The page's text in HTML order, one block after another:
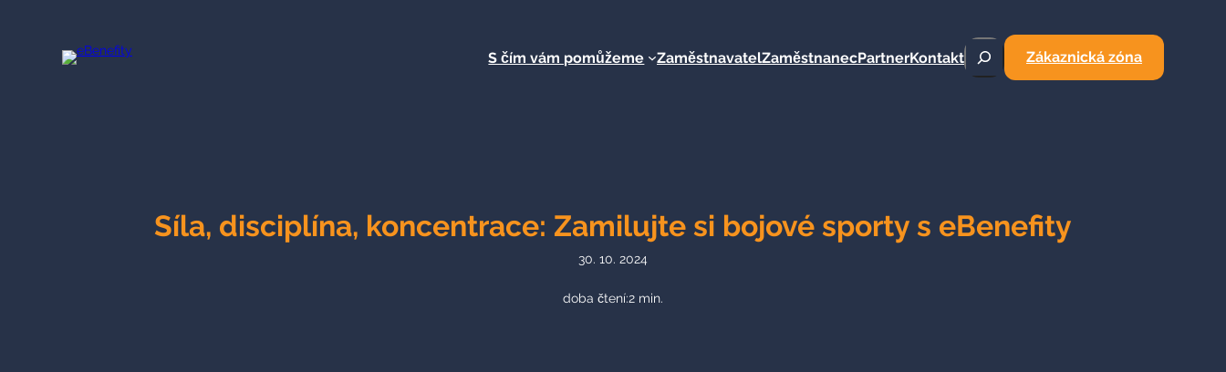
S čím vám pomůžeme ZaměstnavatelZaměstnanecPartnerKontakt
Hledat
Zákaznická zóna
Síla, disciplína, koncentrace: Zamilujte si bojové sporty s eBenefity
30. 10. 2024
doba čtení:2 min.